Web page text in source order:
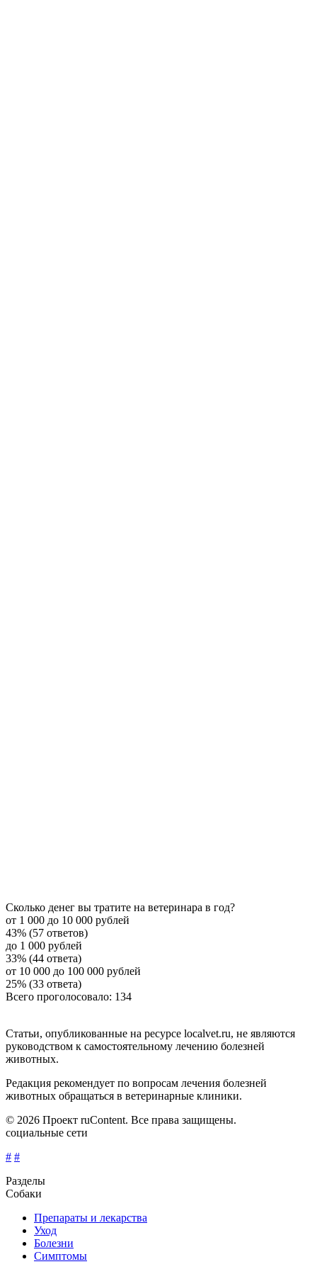
Сколько денег вы тратите на ветеринара в год?
от 1 000 до 10 000 рублей
43% (57 ответов)
до 1 000 рублей
33% (44 ответа)
от 10 000 до 100 000 рублей
25% (33 ответа)
Всего проголосовало: 134
Статьи, опубликованные на ресурсе localvet.ru, не являются
руководством к самостоятельному лечению болезней
животных.
Редакция рекомендует по вопросам лечения болезней
животных обращаться в ветеринарные клиники.
© 2026 Проект ruContent. Все права защищены.
социальные сети
# #
Разделы
Собаки
Препараты и лекарства
Уход
Болезни
Симптомы